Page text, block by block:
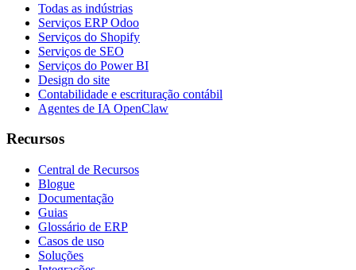
Todas as indústrias
Serviços ERP Odoo
Serviços do Shopify
Serviços de SEO
Serviços do Power BI
Design do site
Contabilidade e escrituração contábil
Agentes de IA OpenClaw
Recursos
Central de Recursos
Blogue
Documentação
Guias
Glossário de ERP
Casos de uso
Soluções